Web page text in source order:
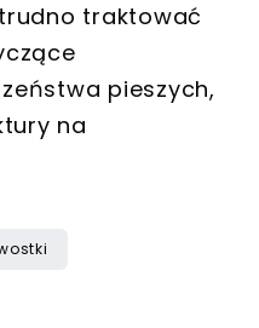
traktować
pieszych,
na